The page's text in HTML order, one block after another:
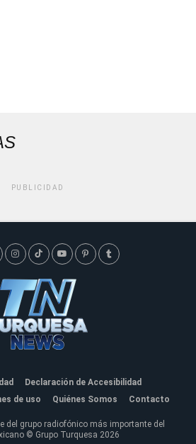
PUBLICIDAD
Declaración de Accesibilidad
de uso
Quiénes Somos Contacto
del grupo radiofónico más importante del
© Grupo Turquesa 2026